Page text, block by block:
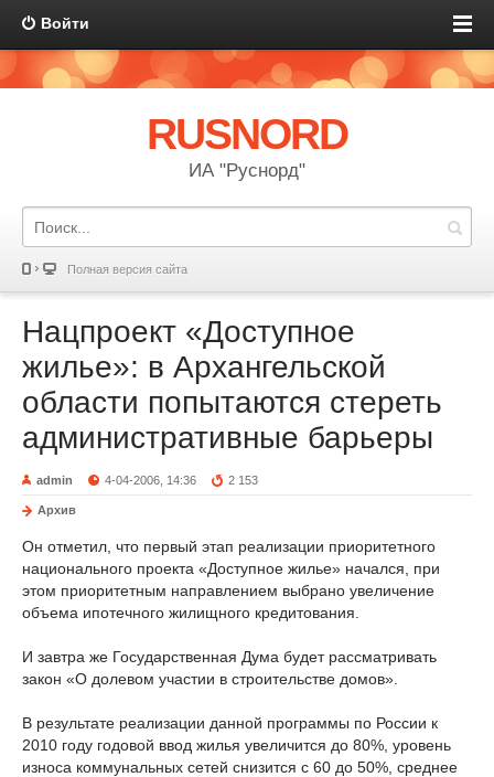
Войти
RUSNORD
ИА "Руснорд"
Полная версия сайта
Нацпроект «Доступное
жилье»: в Архангельской
области попытаются стереть
административные барьеры
admin 4-04-2006, 14:36 2 153
Архив
Он отметил, что первый этап реализации приоритетного
национального проекта «Доступное жилье» начался, при
этом приоритетным направлением выбрано увеличение
объема ипотечного жилищного кредитования.
И завтра же Государственная Дума будет рассматривать
закон «О долевом участии в строительстве домов».
В результате реализации данной программы по России к
2010 году годовой ввод жилья увеличится до 80%, уровень
износа коммунальных сетей снизится с 60 до 50%, среднее